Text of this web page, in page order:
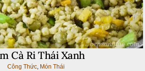
Cà Ri Thái Xanh
Công Thức, Món Thái